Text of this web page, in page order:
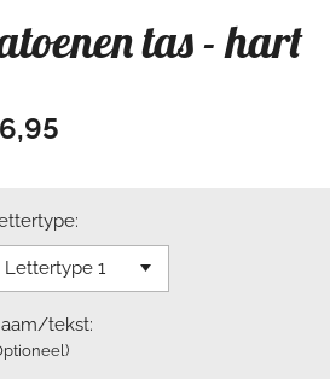
tas - hart
tekst: